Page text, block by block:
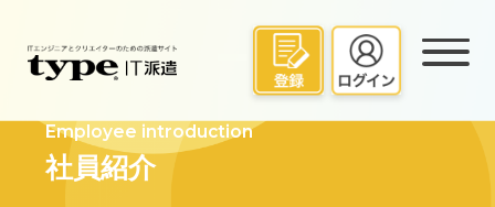
Employee introduction
社員紹介